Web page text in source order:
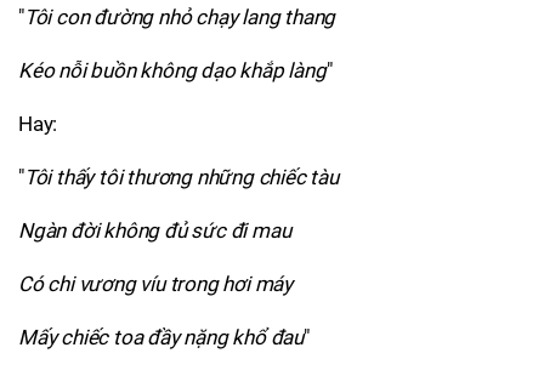
"Tôi con đường nhỏ chạy lang thang
Kéo nỗi buồn không dạo khắp làng"
Hay:
"Tôi thấy tôi thương những chiếc tàu
Ngàn đời không đủ sức đi mau
Có chi vương víu trong hơi máy
Mấy chiếc toa đầy nặng khổ đau"